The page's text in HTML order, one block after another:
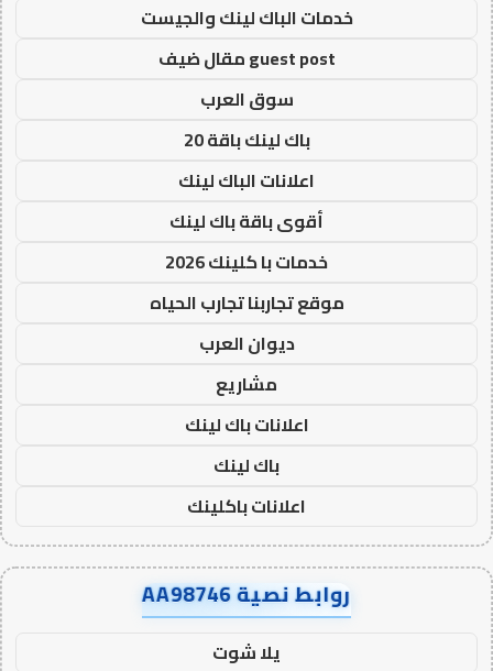
خدمات الباك لينك والجيست
guest post مقال ضيف
سوق العرب
باك لينك باقة 20
اعلانات الباك لينك
أقوى باقة باك لينك
خدمات با كلينك 2026
موقع تجاربنا تجارب الحياه
ديوان العرب
مشاريع
اعلانات باك لينك
باك لينك
اعلانات باكلينك
روابط نصية AA98746
يلا شوت